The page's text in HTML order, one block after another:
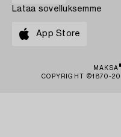
Lataa sovelluksemme
App Store
MAKSA
COPYRIGHT ©1870-